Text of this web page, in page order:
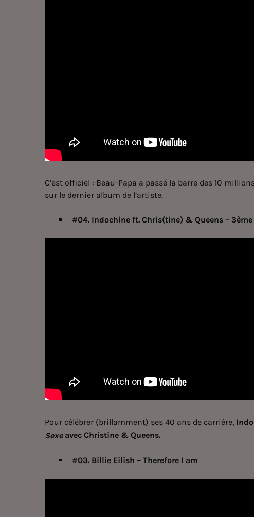
C’est officiel : Beau-Papa a passé la barre des 10
sur le dernier album de l’artiste.
#04. Indochine ft. Chris(tine) & Queens – 3ème
Pour célébrer (brillamment) ses 40 ans de carrière,
Sexeavec Christine & Queens.
#03. Billie Eilish – Therefore I am